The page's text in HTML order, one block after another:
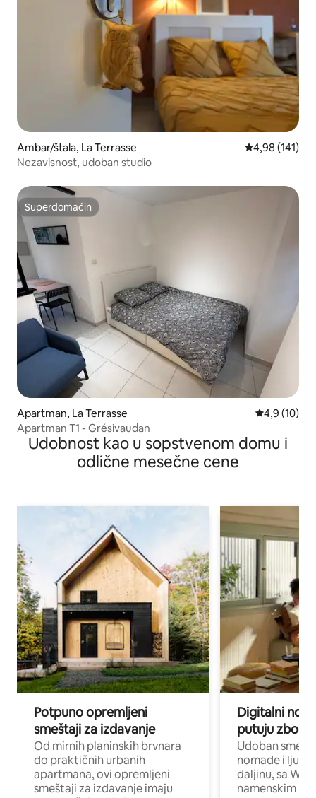
Ambar/štala, La Terrasse Prosečna
4,98 (141)
Nezavisnost, udoban studio
Superdomaćin
Superdomaćin
Apartman, La Terrasse Prosečna
4,9 (10)
Apartman T1 - Grésivaudan
Udobnost kao u sopstvenom domu i
odlične mesečne cene
Potpuno opremljeni
smeštaji za izdavanje
Od mirnih planinskih brvnara
do praktičnih urbanih
apartmana, ovi opremljeni
smeštaji za izdavanje imaju
Digitalni
putuju zbog
Udoban
nomade i ljude
daljinu, sa Wi-
namenskim